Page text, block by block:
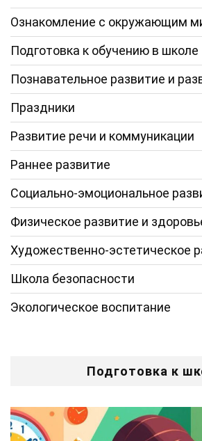
Ознакомление с окружающим
Подготовка к обучению в школе
Познавательное развитие и
Праздники
Развитие речи и коммуникации
Раннее развитие
Социально-эмоциональное
Физическое развитие и
Художественно-эстетическое
Школа безопасности
Экологическое воспитание
Подготовка к